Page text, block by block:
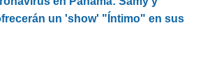
un 'show' "Íntimo" en sus